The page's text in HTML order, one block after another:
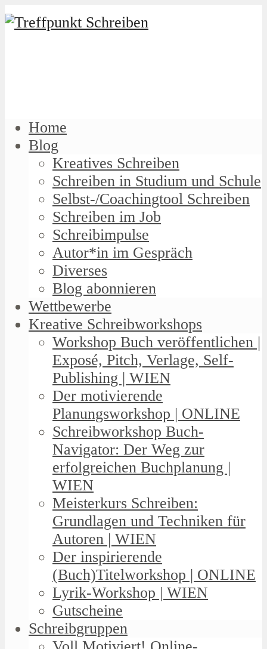
Home
Blog
Kreatives Schreiben
Schreiben in Studium und Schule
Selbst-/Coachingtool Schreiben
Schreiben im Job
Schreibimpulse
Autor*in im Gespräch
Diverses
Blog abonnieren
Wettbewerbe
Kreative Schreibworkshops
Workshop Buch veröffentlichen |
Exposé, Pitch, Verlage, Self-
Publishing | WIEN
Der motivierende
Planungsworkshop | ONLINE
Schreibworkshop Buch-
Navigator: Der Weg zur
erfolgreichen Buchplanung |
WIEN
Meisterkurs Schreiben:
Grundlagen und Techniken für
Autoren | WIEN
Der inspirierende
(Buch)Titelworkshop | ONLINE
Lyrik-Workshop | WIEN
Gutscheine
Schreibgruppen